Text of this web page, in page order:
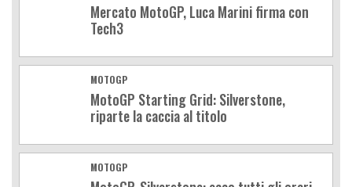
Mercato MotoGP, Luca Marini firma con
Tech3
MOTOGP
MotoGP Starting Grid: Silverstone,
riparte la caccia al titolo
MOTOGP